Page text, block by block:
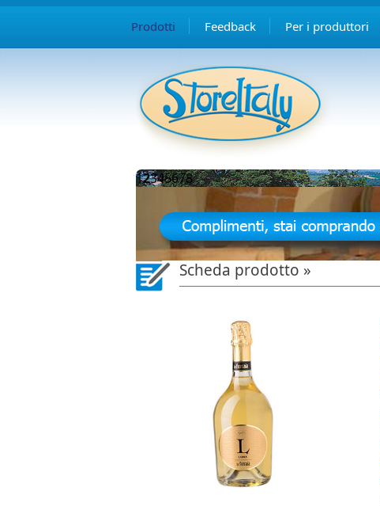
Prodotti Feedback Per i produttori
12345678
Scheda prodotto »